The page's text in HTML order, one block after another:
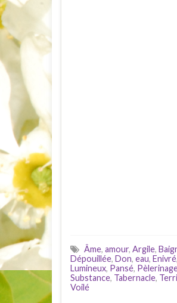
Âme, amour, Argile,
Dépouillée, Don, eau, Enivré,
Lumineux, Pansé,
Substance, Tabernacle,
Voilé